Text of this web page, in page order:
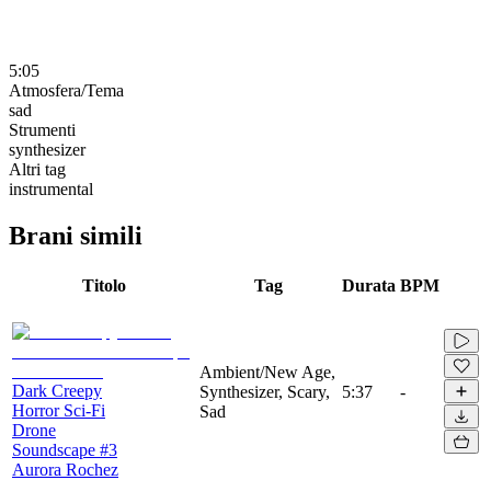
5:05
Atmosfera/Tema
sad
Strumenti
synthesizer
Altri tag
instrumental
Brani simili
Titolo Tag Durata BPM
Dark Creepy
Horror Sci-Fi
Drone
Soundscape #3
Aurora Rochez
Ambient/New Age,
Synthesizer, Scary,
Sad
5:37 -